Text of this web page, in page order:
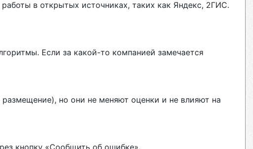
в открытых источниках, таких как Яндекс, 2ГИС.
Если за какой-то компанией замечается
но они не меняют оценки и не влияют на
кнопку «Сообщить об ошибке».